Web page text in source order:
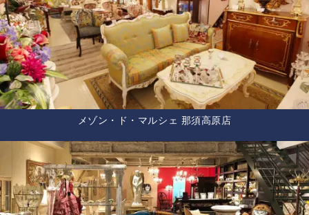
メゾン・ド・マルシェ 那須高原店